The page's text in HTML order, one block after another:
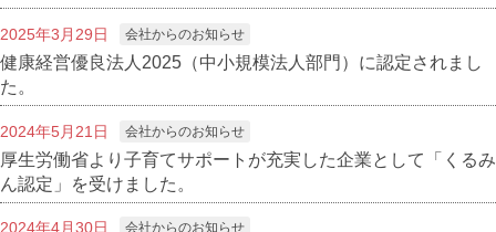
2025年3月29日 会社からのお知らせ
健康経営優良法人2025（中小規模法人部門）に認定されまし
た。
2024年5月21日 会社からのお知らせ
厚生労働省より子育てサポートが充実した企業として「くるみ
ん認定」を受けました。
2024年4月30日 会社からのお知らせ